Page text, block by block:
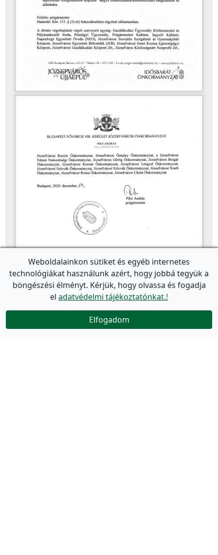
Weboldalainkon sütiket és egyéb internetes
technológiákat használunk azért, hogy jobbá tegyük a
böngészési élményt. Kérjük, hogy olvassa és fogadja
el adatvédelmi tájékoztatónkat.!
Elfogadom